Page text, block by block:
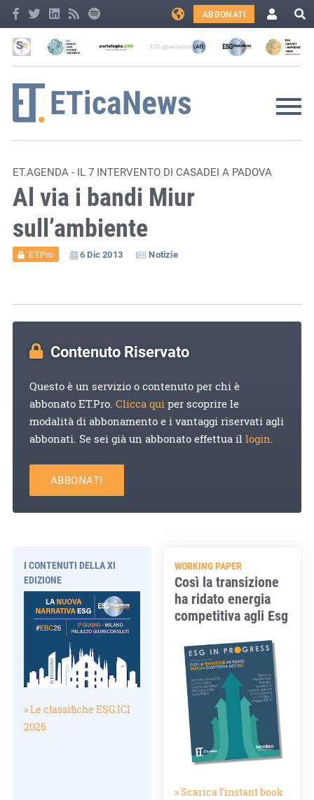
ABBONATI
ET.AGENDA - IL 7 INTERVENTO DI CASADEI A PADOVA
Al via i bandi Miur
sull’ambiente
ET.Pro 6 Dic 2013 Notizie
Contenuto Riservato
Questo è un servizio o contenuto per chi è
abbonato ET.Pro. Clicca quiper scoprire le
modalità di abbonamento e i vantaggi riservati agli
abbonati. Se sei già un abbonato effettua illogin.
ABBONATI
I CONTENUTI DELLA XI
EDIZIONE
» Le classifiche ESG.ICI
2026
WORKING PAPER
Così la transizione
ha ridato energia
competitiva agli Esg
» Scarica l'instant book